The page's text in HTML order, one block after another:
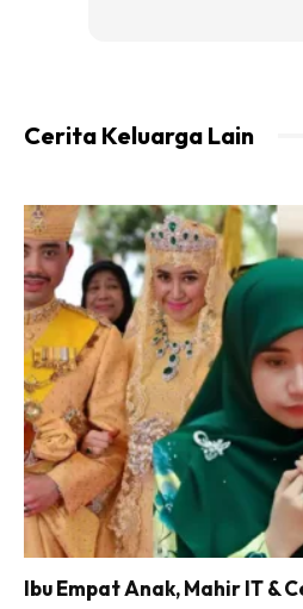
Meninjau di ruangan komen,
Cerita Keluarga Lain
Ibu Empat Anak, Mahir IT &